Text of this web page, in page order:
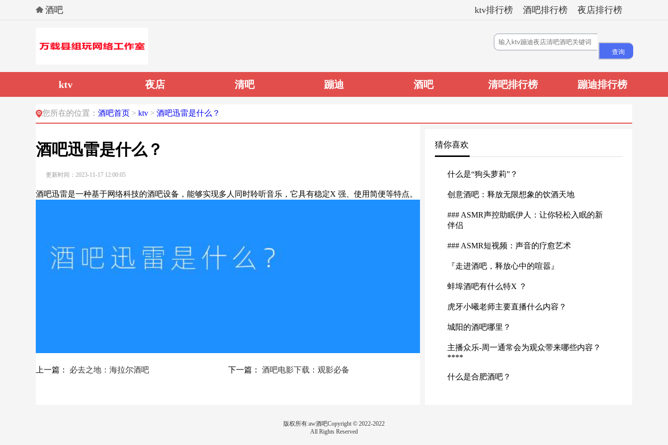
酒吧 ktv排行榜 酒吧排行榜 夜店排行榜
ktv 夜店 清吧 蹦迪 酒吧 清吧排行榜 蹦迪排行榜
您所在的位置： 酒吧首页 > ktv > 酒吧迅雷是什么？
酒吧迅雷是什么？
更新时间：2023-11-17 12:00:05
酒吧迅雷是一种基于网络科技的酒吧设备，能够实现多人同时聆听音乐，它具有稳定X 强、使用简便等特点。
上一篇： 必去之地：海拉尔酒吧 下一篇： 酒吧电影下载：观影必备
猜你喜欢
什么是“狗头萝莉”？
创意酒吧：释放无限想象的饮酒天地
### ASMR声控助眠伊人：让你轻松入眠的新
伴侣
### ASMR短视频：声音的疗愈艺术
『走进酒吧，释放心中的喧嚣』
蚌埠酒吧有什么特X ？
虎牙小曦老师主要直播什么内容？
城阳的酒吧哪里？
主播众乐-周一通常会为观众带来哪些内容？
****
什么是合肥酒吧？
版权所有:aw酒吧Copyright © 2022-2022
All Rights Reserved